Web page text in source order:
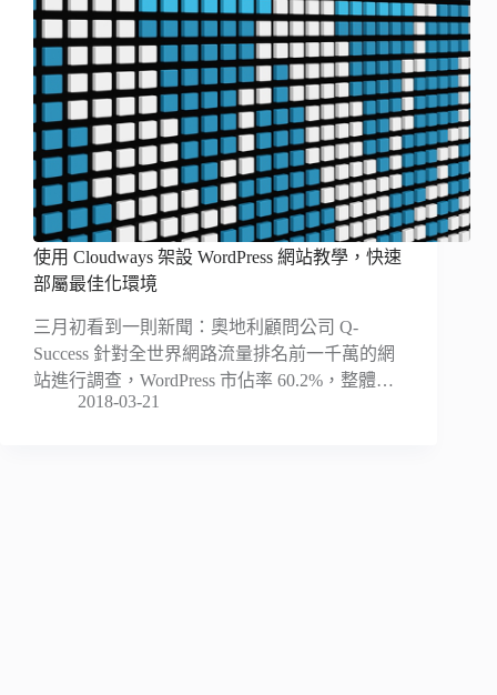
使用 Cloudways 架設 WordPress 網站教學，快速
部屬最佳化環境
三月初看到一則新聞：奧地利顧問公司 Q-
Success 針對全世界網路流量排名前一千萬的網
站進行調查，WordPress 市佔率 60.2%，整體…
2018-03-21